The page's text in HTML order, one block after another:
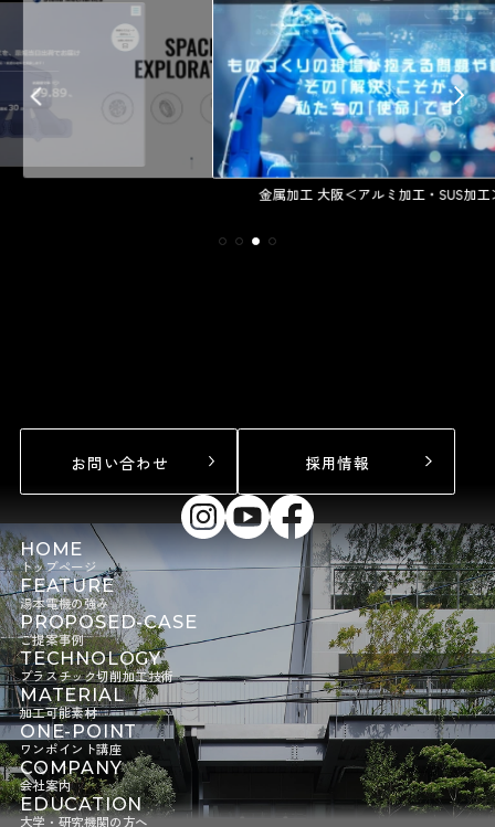
金属加工 大阪＜アルミ加工・SUS加工＞
お問い合わせ 採用情報
HOME
トップページ
FEATURE
湯本電機の強み
PROPOSED-CASE
ご提案事例
TECHNOLOGY
プラスチック切削加工技術
MATERIAL
加工可能素材
ONE-POINT
ワンポイント講座
COMPANY
会社案内
EDUCATION
大学・研究機関の方へ